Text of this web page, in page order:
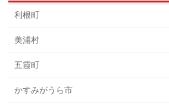
利根町
美浦村
五霞町
かすみがうら市